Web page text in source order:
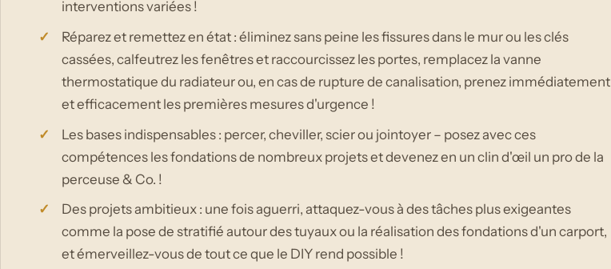
interventions variées !
Réparez et remettez en état : éliminez sans peine les fissures dans le mur ou les clés
cassées, calfeutrez les fenêtres et raccourcissez les portes, remplacez la vanne
thermostatique du radiateur ou, en cas de rupture de canalisation, prenez immédiatement
et efficacement les premières mesures d'urgence !
Les bases indispensables : percer, cheviller, scier ou jointoyer – posez avec ces
compétences les fondations de nombreux projets et devenez en un clin d'œil un pro de la
perceuse & Co. !
Des projets ambitieux : une fois aguerri, attaquez-vous à des tâches plus exigeantes
comme la pose de stratifié autour des tuyaux ou la réalisation des fondations d'un carport,
et émerveillez-vous de tout ce que le DIY rend possible !